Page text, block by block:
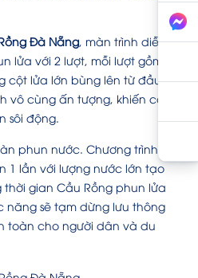
Đà Nẵng, màn trình diễn
với 2 lượt, mỗi lượt gồm 9
cột lửa lớn bùng lên từ đầu
vô cùng ấn tượng, khiến cả
sôi động.
phun nước. Chương trình
1 lần với lượng nước lớn tạo
gian Cầu Rồng phun lửa
năng sẽ tạm dừng lưu thông
toàn cho người dân và du